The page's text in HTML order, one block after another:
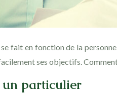
fait en fonction de la
ses objectifs.
un particulier